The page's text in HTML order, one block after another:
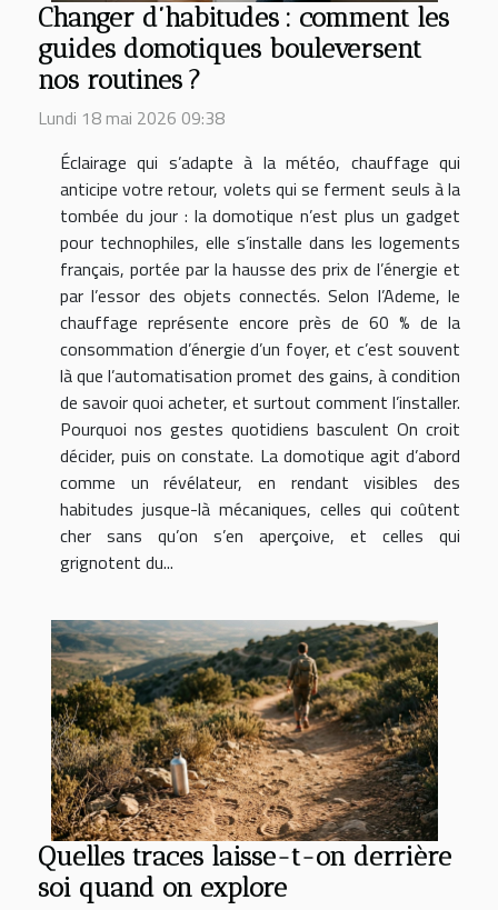
Changer d’habitudes : comment les
guides domotiques bouleversent
nos routines ?
Lundi 18 mai 2026 09:38
Éclairage qui s’adapte à la météo, chauffage qui
anticipe votre retour, volets qui se ferment seuls à la
tombée du jour : la domotique n’est plus un gadget
pour technophiles, elle s’installe dans les logements
français, portée par la hausse des prix de l’énergie et
par l’essor des objets connectés. Selon l’Ademe, le
chauffage représente encore près de 60 % de la
consommation d’énergie d’un foyer, et c’est souvent
là que l’automatisation promet des gains, à condition
de savoir quoi acheter, et surtout comment l’installer.
Pourquoi nos gestes quotidiens basculent On croit
décider, puis on constate. La domotique agit d’abord
comme un révélateur, en rendant visibles des
habitudes jusque-là mécaniques, celles qui coûtent
cher sans qu’on s’en aperçoive, et celles qui
grignotent du...
Quelles traces laisse-t-on derrière
soi quand on explore